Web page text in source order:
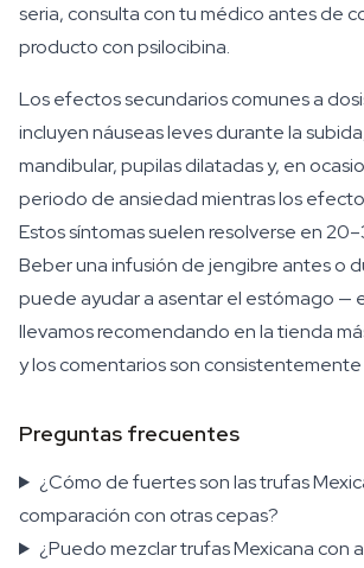
seria, consulta con tu médico antes de
producto con psilocibina.
Los efectos secundarios comunes a
incluyen náuseas leves durante la
mandibular, pupilas dilatadas y, en
periodo de ansiedad mientras los
Estos síntomas suelen resolverse en
Beber una infusión de jengibre antes o
puede ayudar a asentar el estómago —
llevamos recomendando en la tienda
y los comentarios son
Preguntas frecuentes
¿Cómo de fuertes son las trufas
comparación con otras cepas?
¿Puedo mezclar trufas Mexicana con